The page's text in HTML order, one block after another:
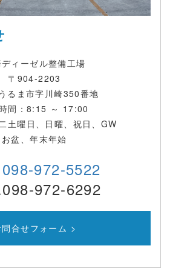
ディーゼル整備工場
〒904-2203
るま市字川崎350番地
間：8:15 ～ 17:00
土曜日、日曜、祝日、GW
お盆、年末年始
098-972-5522
972-6292
問合せフォーム >